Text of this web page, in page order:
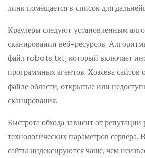
линк помещается в список для
Краулеры следуют установленным
сканировании веб-ресурсов.
файл robots.txt, который включает
программных агентов. Хозяева сайтов
файле области, открытые или
сканирования.
Быстрота обхода зависит от репутации
технологических параметров сервера.
сайты индексируются чаще, чем